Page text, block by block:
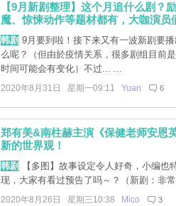
【9月新剧整理】这个月追什么剧？
魔、惊悚动作等题材都有，大咖演员
韩剧 9月要到啦！接下来又有一波新剧要
么呢？（但由於疫情关系，很多剧组目前
时间可能会有变化）不过... ...
2020年8月31日 星期一09:11 Yuan 6
郑有美&南柱赫主演《保健老师安恩
新的世界观！
韩剧 【多图】故事设定令人好奇，小编也
现，大家有看过预告了吗～？（新剧：非常
2020年8月26日 星期三10:38 Mico 3